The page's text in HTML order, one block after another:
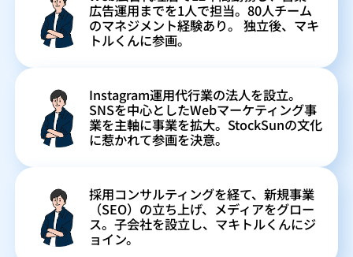
広告運用までを1人で担当。80人チーム
のマネジメント経験あり。 独立後、マキ
トルくんに参画。
Instagram運用代行業の法人を設立。
SNSを中心としたWebマーケティング事
業を主軸に事業を拡大。StockSunの文化
に惹かれて参画を決意。
採用コンサルティングを経て、新規事業
（SEO）の立ち上げ、メディアをグロー
ス。子会社を設立し、マキトルくんにジ
ョイン。